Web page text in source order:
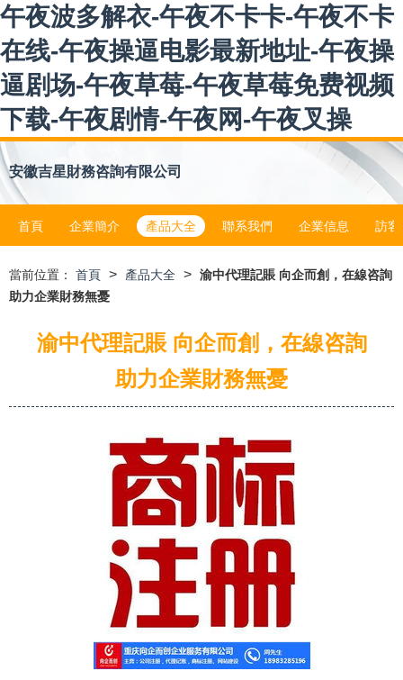
午夜波多解衣-午夜不卡卡-午夜不卡
在线-午夜操逼电影最新地址-午夜操
逼剧场-午夜草莓-午夜草莓免费视频
下载-午夜剧情-午夜网-午夜叉操
安徽吉星財務咨詢有限公司
首頁 企業簡介 產品大全 聯系我們 企業信息 訪客
當前位置： 首頁 > 產品大全 > 渝中代理記賬 向企而創，在線咨詢
助力企業財務無憂
渝中代理記賬 向企而創，在線咨詢
助力企業財務無憂